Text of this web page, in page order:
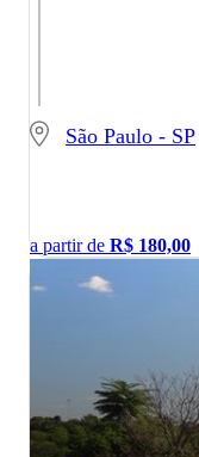
São Paulo - SP
a partir de R$ 180,00